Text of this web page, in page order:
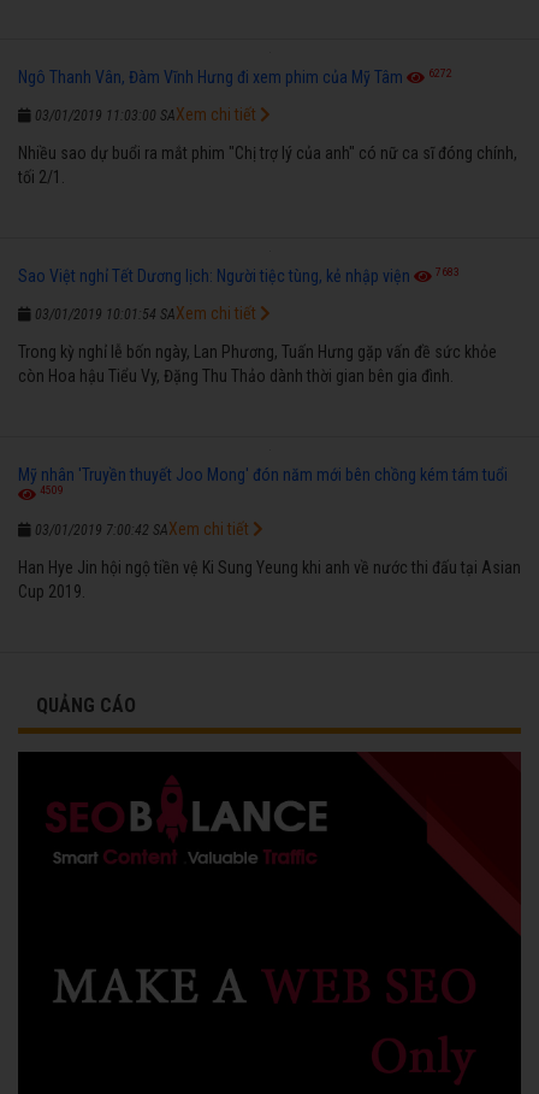
Ngô Thanh Vân, Đàm Vĩnh Hưng đi xem phim của Mỹ Tâm 6272
03/01/2019 11:03:00 SA
Nhiều sao dự buổi ra mắt phim "Chị trợ lý của anh" có nữ ca sĩ đóng chính,
tối 2/1.
Xem chi tiết
Sao Việt nghỉ Tết Dương lịch: Người tiệc tùng, kẻ nhập viện 7683
03/01/2019 10:01:54 SA
Trong kỳ nghỉ lễ bốn ngày, Lan Phương, Tuấn Hưng gặp vấn đề sức khỏe
còn Hoa hậu Tiểu Vy, Đặng Thu Thảo dành thời gian bên gia đình.
Xem chi tiết
Mỹ nhân 'Truyền thuyết Joo Mong' đón năm mới bên chồng kém tám tuổi
4509
03/01/2019 7:00:42 SA
Han Hye Jin hội ngộ tiền vệ Ki Sung Yeung khi anh về nước thi đấu tại Asian
Cup 2019.
Xem chi tiết
QUẢNG CÁO